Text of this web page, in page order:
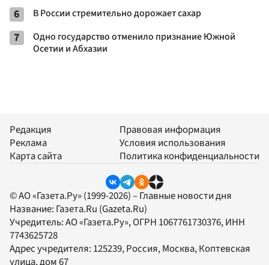
6 В России стремительно дорожает сахар
7
Одно государство отменило признание Южной
Осетии и Абхазии
Редакция
Реклама
Карта сайта
Правовая информация
Условия использования
Политика конфиденциальности
© АО «Газета.Ру» (1999-2026) – Главные новости дня
Название: Газета.Ru (Gazeta.Ru)
Учредитель:АО «Газета.Ру», ОГРН 1067761730376, ИНН
7743625728
Адрес учредителя: 125239, Россия, Москва, Коптевская